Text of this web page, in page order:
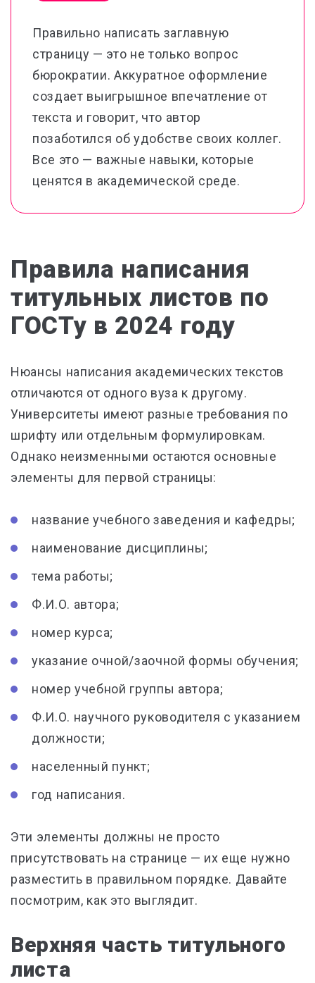
Правильно написать заглавную
страницу — это не только вопрос
бюрократии. Аккуратное оформление
создает выигрышное впечатление от
текста и говорит, что автор
позаботился об удобстве своих коллег.
Все это — важные навыки, которые
ценятся в академической среде.
Правила написания
титульных листов по
ГОСТу в 2024 году
Нюансы написания академических текстов
отличаются от одного вуза к другому.
Университеты имеют разные требования по
шрифту или отдельным формулировкам.
Однако неизменными остаются основные
элементы для первой страницы:
название учебного заведения и кафедры;
наименование дисциплины;
тема работы;
Ф.И.О. автора;
номер курса;
указание очной/заочной формы обучения;
номер учебной группы автора;
Ф.И.О. научного руководителя с указанием
должности;
населенный пункт;
год написания.
Эти элементы должны не просто
присутствовать на странице — их еще нужно
разместить в правильном порядке. Давайте
посмотрим, как это выглядит.
Верхняя часть титульного
листа